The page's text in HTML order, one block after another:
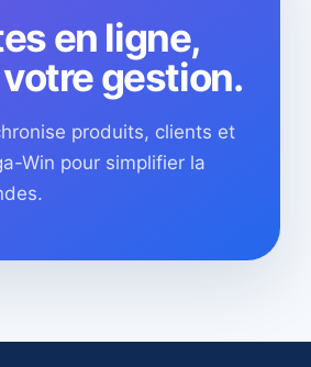
en ligne,
gestion.
produits, clients et
Win pour simplifier la